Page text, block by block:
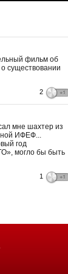
фильм об
существовании
2
мне шахтер из
ИФЕФ...
год
могло бы быть
1